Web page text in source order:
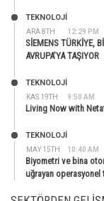
ARA 8TH 12:29 PM
TEKNOLOJİ
SİEMENS TÜRKİYE,
AVRUPA’YA TAŞIYOR
KAS 19TH 9:50 AM
TEKNOLOJİ
Living Now with
MAY 15TH 10:40 AM
TEKNOLOJİ
Biyometri ve bina
uğrayan